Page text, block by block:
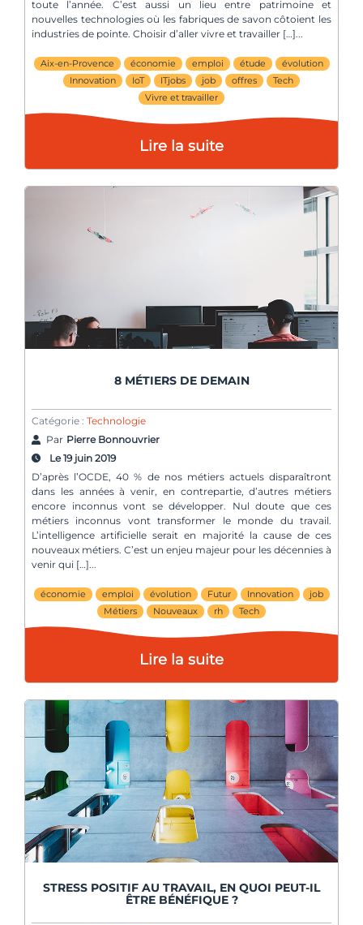
toute l’année. C’est aussi un lieu entre patrimoine et
nouvelles technologies où les fabriques de savon côtoient les
industries de pointe. Choisir d’aller vivre et travailler […]
Aix-en-Provence économie emploi étude
évolution
Innovation
IoT ITjobs job offres
Tech
Vivre et travailler
Lire la suite
8 MÉTIERS DE DEMAIN
Catégorie : Technologie
Par Pierre Bonnouvrier
Le 19 juin 2019
D’après l’OCDE, 40 % de nos métiers actuels disparaîtront
dans les années à venir, en contrepartie, d’autres métiers
encore inconnus vont se développer. Nul doute que ces
métiers inconnus vont transformer le monde du travail.
L’intelligence artificielle serait en majorité la cause de ces
nouveaux métiers. C’est un enjeu majeur pour les décennies à
venir qui […]
économie emploi évolution Futur Innovation
job
Métiers
Nouveaux rh Tech
Lire la suite
STRESS POSITIF AU TRAVAIL, EN QUOI PEUT-IL
ÊTRE BÉNÉFIQUE ?